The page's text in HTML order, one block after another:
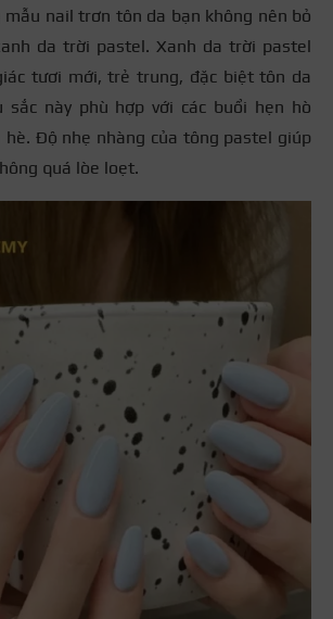
nail trơn tôn da bạn không nên bỏ
da trời pastel. Xanh da trời pastel
tươi mới, trẻ trung, đặc biệt tôn da
sắc này phù hợp với các buổi hẹn hò
hè. Độ nhẹ nhàng của tông pastel giúp
quá lòe loẹt.